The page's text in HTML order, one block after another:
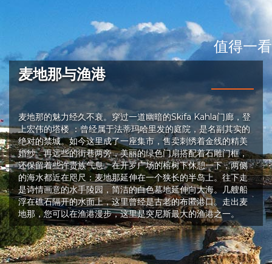
值得一看
麦地那与渔港
麦地那的魅力经久不衰。穿过一道幽暗的Skifa Kahla门廊，登
上宏伟的塔楼 ：曾经属于法蒂玛哈里发的庭院，是名副其实的
绝对的禁城。如今这里成了一座集市，售卖刺绣着金线的精美
婚纱。再远些的街巷两旁，美丽的绿色门扇搭配着石雕门框，
还保留着些许贵族气息。在开罗广场的榕树下休憩一下，两侧
的海水都近在咫尺：麦地那延伸在一个狭长的半岛上。往下走
是诗情画意的水手陵园，简洁的白色墓地延伸向大海。几艘船
浮在礁石隔开的水面上，这里曾经是古老的布匿港口。走出麦
地那，您可以在渔港漫步，这里是突尼斯最大的渔港之一。